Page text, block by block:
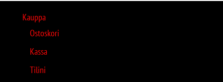
Kauppa
Ostoskori
Kassa
Tilini